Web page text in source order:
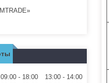
09:00 18:00 13:00
14:00